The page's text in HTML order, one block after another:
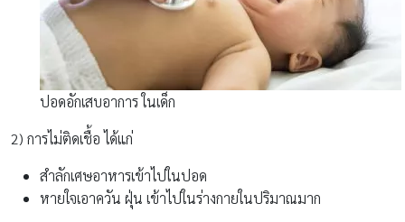
ปอดอักเสบอาการ ในเด็ก
2) การไม่ติดเชื้อ ได้แก่
สำลักเศษอาหารเข้าไปในปอด
หายใจเอาควัน ฝุ่น เข้าไปในร่างกายในปริมาณมาก